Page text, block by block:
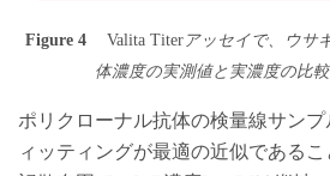
Figure 4 Valita Titer アッセイで、ウサ
体濃度の実測値と実濃度の比較
ポリクローナル抗体の検量線サン
ィッティングが最適の近似である